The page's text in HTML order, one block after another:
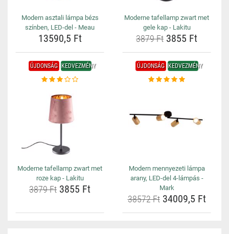
Modern asztali lámpa bézs
színben, LED-del - Meau
13590,5 Ft
Moderne tafellamp zwart met
gele kap - Lakitu
3879 Ft 3855 Ft
ÚJDONSÁG KEDVEZMÉNY
Moderne tafellamp zwart met
roze kap - Lakitu
3879 Ft 3855 Ft
ÚJDONSÁG KEDVEZMÉNY
Modern mennyezeti lámpa
arany, LED-del 4-lámpás -
Mark
38572 Ft34009,5 Ft